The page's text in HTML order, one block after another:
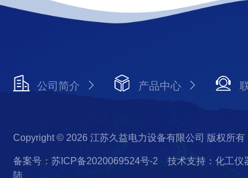
公司简介 产品中心
Copyright © 2026 江苏久益电力设备有限公司 版权所有
备案号：苏ICP备2020069524号-2 技术支持：化工仪
陆